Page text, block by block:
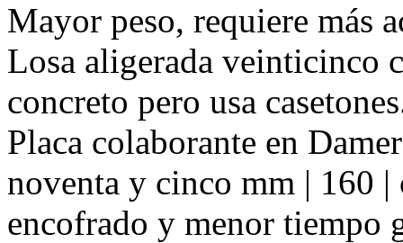
Mayor peso, requiere más
Losa aligerada veinticinco
concreto pero usa
Placa colaborante en
noventa y cinco mm | 160 |
encofrado y menor tiempo